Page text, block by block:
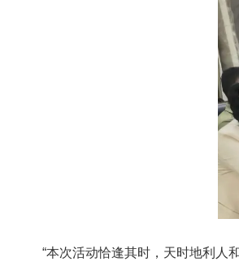
“本次活动恰逢其时，天时地利人